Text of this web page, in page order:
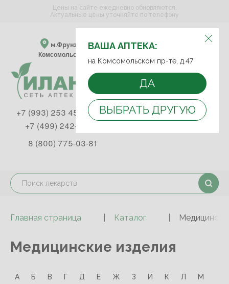
ВЫБЕРИТЕ АПТЕКУ:
м.Фрунзенская м.Спортивная
Комсомольский пр-т, д. 47
ВАША АПТЕКА:
на Комсомольском пр-те, д.47
ДА
ВЫБРАТЬ ДРУГУЮ
Цены на сайте ежедневно обновляются.
Актуальные цены уточняйте по телефону
+7 (993) 253 45 93
+7 (499) 242-90-85
8 (800) 775-03-81
Главная страница Каталог
Медицинские изделия
А Б В Г Д Е Ж З И К Л
М